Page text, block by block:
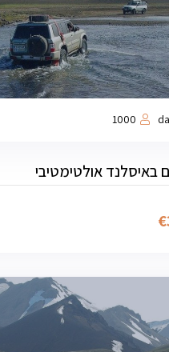
1000
באיסלנד אולטימטיבי